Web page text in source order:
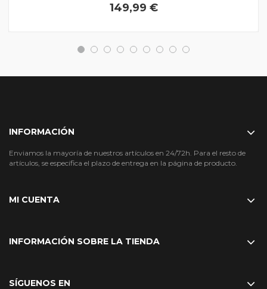
149,99 €
INFORMACIÓN
Enviamos la mayoría de nuestros artículos en 24/72h. Para el resto de
artículos, se especifica el plazo de entrega en la página de producto.
MI CUENTA
INFORMACIÓN SOBRE LA TIENDA
SÍGUENOS EN